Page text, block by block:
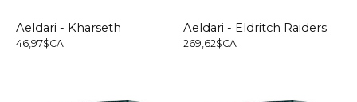
Aeldari - Kharseth
46,97$CA
Aeldari - Eldritch Raiders
269,62$CA